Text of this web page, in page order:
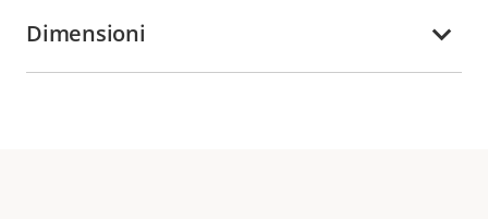
Dimensioni